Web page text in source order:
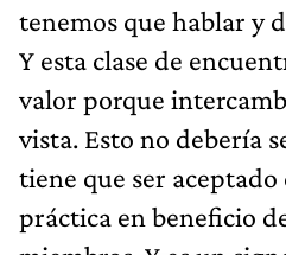
tenemos que hablar y
Y esta clase de
valor porque
vista. Esto no debería
tiene que ser aceptado
práctica en beneficio